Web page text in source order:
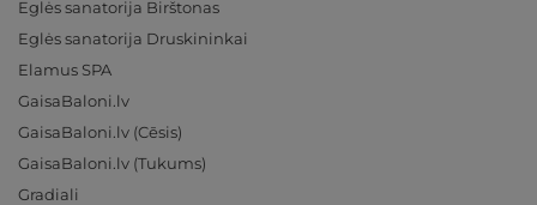
Eglės sanatorija Birštonas
Eglės sanatorija Druskininkai
Elamus SPA
GaisaBaloni.lv
GaisaBaloni.lv (Cēsis)
GaisaBaloni.lv (Tukums)
Gradiali